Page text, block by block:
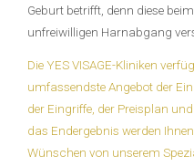
Geburt betrifft, denn diese
unfreiwilligen Harnabgang
Die YES VISAGE-Kliniken
umfassendste Angebot der
der Eingriffe, der Preisplan
das Endergebnis werden
Wünschen von unserem